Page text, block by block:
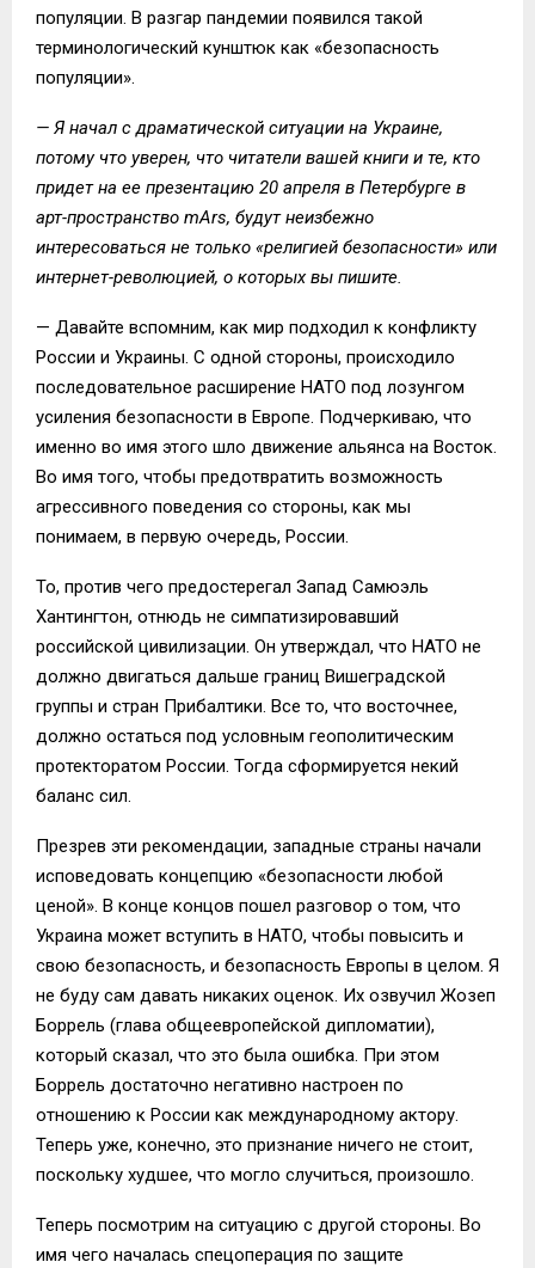
популяции. В разгар пандемии появился такой
терминологический кунштюк как «безопасность
популяции».
— Я начал с драматической ситуации на Украине,
потому что уверен, что читатели вашей книги и те, кто
придет на ее презентацию 20 апреля в Петербурге в
арт-пространство mArs, будут неизбежно
интересоваться не только «религией безопасности» или
интернет-революцией, о которых вы пишите.
— Давайте вспомним, как мир подходил к конфликту
России и Украины. С одной стороны, происходило
последовательное расширение НАТО под лозунгом
усиления безопасности в Европе. Подчеркиваю, что
именно во имя этого шло движение альянса на Восток.
Во имя того, чтобы предотвратить возможность
агрессивного поведения со стороны, как мы
понимаем, в первую очередь, России.
То, против чего предостерегал Запад Самюэль
Хантингтон, отнюдь не симпатизировавший
российской цивилизации. Он утверждал, что НАТО не
должно двигаться дальше границ Вишеградской
группы и стран Прибалтики. Все то, что восточнее,
должно остаться под условным геополитическим
протекторатом России. Тогда сформируется некий
баланс сил.
Презрев эти рекомендации, западные страны начали
исповедовать концепцию «безопасности любой
ценой». В конце концов пошел разговор о том, что
Украина может вступить в НАТО, чтобы повысить и
свою безопасность, и безопасность Европы в целом. Я
не буду сам давать никаких оценок. Их озвучил Жозеп
Боррель (глава общеевропейской дипломатии),
который сказал, что это была ошибка. При этом
Боррель достаточно негативно настроен по
отношению к России как международному актору.
Теперь уже, конечно, это признание ничего не стоит,
поскольку худшее, что могло случиться, произошло.
Теперь посмотрим на ситуацию с другой стороны. Во
имя чего началась спецоперация по защите